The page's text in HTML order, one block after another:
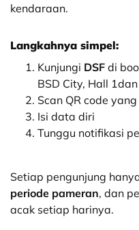
kendaraan.
Langkahnya simpel:
Kunjungi DSF di
BSD City, Hall
Scan QR code
Isi data diri
Tunggu notifikasi
Setiap pengunjung
periode pameran, dan
acak setiap harinya.